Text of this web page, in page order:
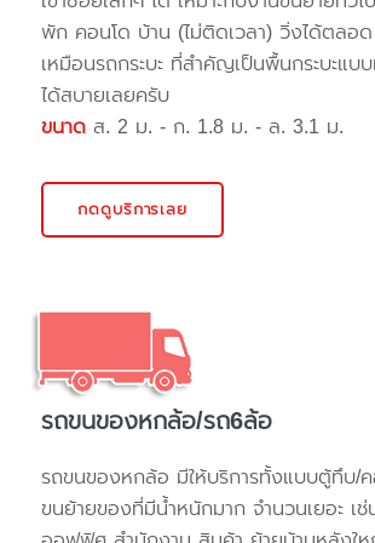
พัก คอนโด บ้าน (ไม่ติดเวลา) วิ่งได้ตลอ
เหมือนรถกระบะ ที่สำคัญเป็นพื้นกระบะแบ
ได้สบายเลยครับ
ขนาด ส. 2 ม. - ก. 1.8 ม. - ล. 3.1 ม.
กดดูบริการเลย
รถขนของหกล้อ/รถ6ล้อ
รถขนของหกล้อ มีให้บริการทั้งแบบตู้ทึบ/ค
ขนย้ายของที่มีน้ำหนักมาก จำนวนเยอะ เ